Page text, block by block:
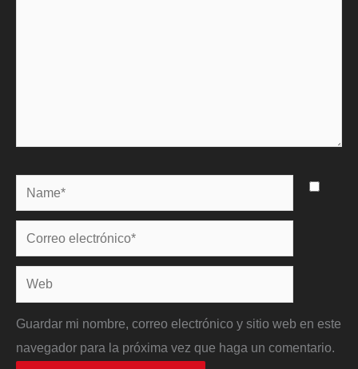
Name*
Correo
electrónico*
Web
Guardar mi nombre, correo electrónico y sitio web en este
navegador para la próxima vez que haga un comentario.